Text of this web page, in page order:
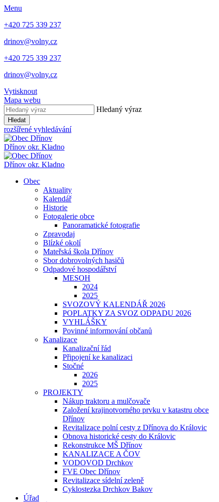
Menu
+420 725 339 237
drinov@volny.cz
+420 725 339 237
drinov@volny.cz
Vytisknout
Mapa webu
Hledaný výraz
Hledat
rozšířené vyhledávání
Dřínov okr. Kladno
Dřínov okr. Kladno
Obec
Aktuality
Kalendář
Historie
Fotogalerie obce
Panoramatické fotografie
Zpravodaj
Blízké okolí
Mateřská škola Dřínov
Sbor dobrovolných hasičů
Odpadové hospodářství
MESOH
2024
2025
SVOZOVÝ KALENDÁŘ 2026
POPLATKY ZA SVOZ ODPADU 2026
VYHLÁŠKY
Povinné informování občanů
Kanalizace
Kanalizační řád
Připojení ke kanalizaci
Stočné
2026
2025
PROJEKTY
Nákup traktoru a mulčovače
Založení krajinotvorného prvku v katastru obce
Dřínov
Revitalizace polní cesty z Dřínova do Královic
Obnova historické cesty do Královic
Rekonstrukce MŠ Dřínov
KANALIZACE A ČOV
VODOVOD Drchkov
FVE Obec Dřínov
Revitalizace sídelní zeleně
Cyklostezka Drchkov Bakov
Úřad